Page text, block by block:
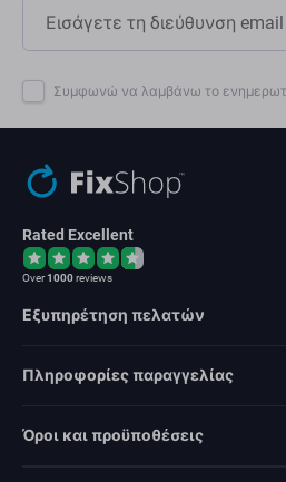
Συμφωνώ να λαμβάνω το
Rated Excellent
Over1000reviews
Εξυπηρέτηση πελατών
Πληροφορίες παραγγελίας
Όροι και προϋποθέσεις